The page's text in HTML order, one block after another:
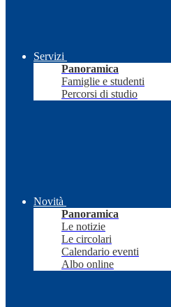
Servizi
Panoramica
Famiglie e studenti
Percorsi di studio
Novità
Panoramica
Le notizie
Le circolari
Calendario eventi
Albo online